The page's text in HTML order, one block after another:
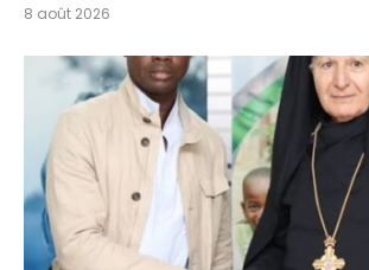
8 août 2026